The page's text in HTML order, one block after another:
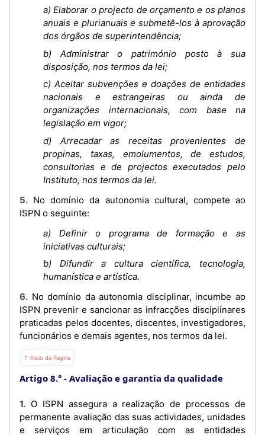
a) Elaborar o projecto de orçamento e os planos
anuais e plurianuais e submetê-los à aprovação
dos órgãos de superintendência;
b) Administrar o património posto à sua
disposição, nos termos da lei;
c) Aceitar subvenções e doações de entidades
nacionais e estrangeiras ou ainda de
organizações internacionais, com base na
legislação em vigor;
d) Arrecadar as receitas provenientes de
propinas, taxas, emolumentos, de estudos,
consultorias e de projectos executados pelo
Instituto, nos termos da lei.
5. No domínio da autonomia cultural, compete ao
ISPN o seguinte:
a) Definir o programa de formação e as
iniciativas culturais;
b) Difundir a cultura científica, tecnologia,
humanística e artística.
6. No domínio da autonomia disciplinar, incumbe ao
ISPN prevenir e sancionar as infracções disciplinares
praticadas pelos docentes, discentes, investigadores,
funcionários e demais agentes, nos termos da lei.
⇡ Início da Página
Artigo 8.° Avaliação e garantia da qualidade
1. O ISPN assegura a realização de processos de
permanente avaliação das suas actividades, unidades
e serviços em articulação com as entidades